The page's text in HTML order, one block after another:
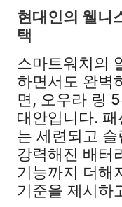
현대인의 웰니
택
스마트워치의
하면서도 완벽
면, 오우라 링
대안입니다.
는 세련되고
강력해진 배터
기능까지 더해
기준을 제시하